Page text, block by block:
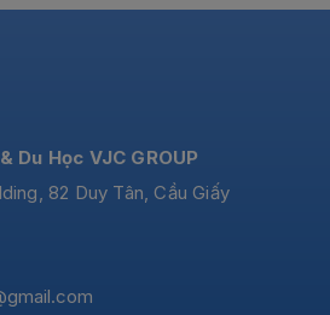
Du Học VJC GROUP
82 Duy Tân, Cầu Giấy